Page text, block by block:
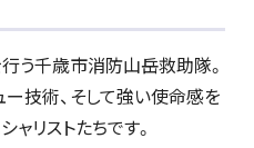
う千歳市消防山岳救助隊。
技術、そして強い使命感を
リストたちです。